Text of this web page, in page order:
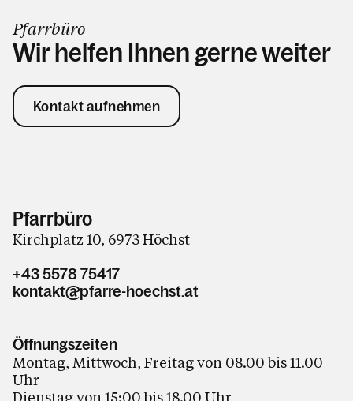
Pfarrbüro
Wir helfen Ihnen gerne weiter
Kontakt aufnehmen
Pfarrbüro
Kirchplatz 10, 6973 Höchst
+43 5578 75417
kontakt@pfarre-hoechst.at
Öffnungszeiten
Montag, Mittwoch, Freitag von 08.00 bis 11.00
Uhr
Dienstag von 15:00 bis 18.00 Uhr